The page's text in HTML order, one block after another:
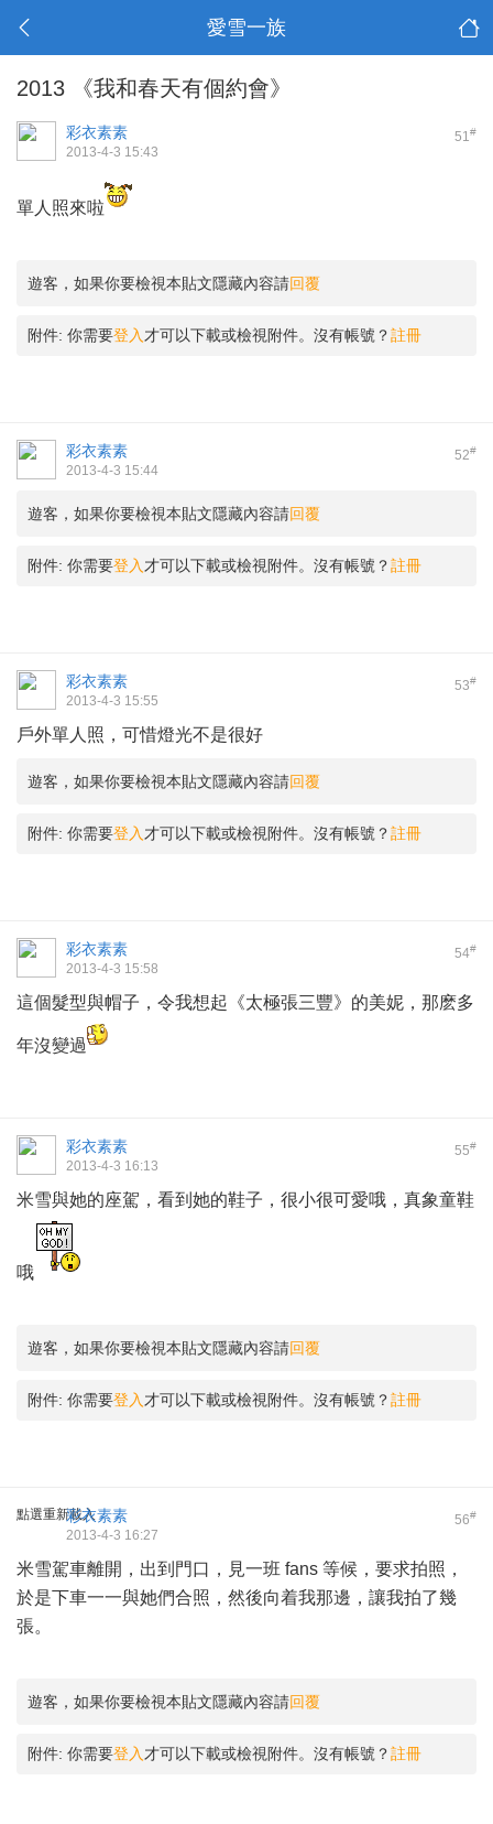
愛雪一族
2013 《我和春天有個約會》
51#
彩衣素素
2013-4-3 15:43
單人照來啦
遊客，如果你要檢視本貼文隱藏內容請回覆
附件: 你需要登入 才可以下載或檢視附件。沒有帳號？註冊
52#
彩衣素素
2013-4-3 15:44
遊客，如果你要檢視本貼文隱藏內容請回覆
附件: 你需要登入 才可以下載或檢視附件。沒有帳號？註冊
53#
彩衣素素
2013-4-3 15:55
戶外單人照，可惜燈光不是很好
遊客，如果你要檢視本貼文隱藏內容請回覆
附件: 你需要登入 才可以下載或檢視附件。沒有帳號？註冊
54#
彩衣素素
2013-4-3 15:58
這個髮型與帽子，令我想起《太極張三豐》的美妮，那麽多
年沒變過
55#
彩衣素素
2013-4-3 16:13
米雪與她的座駕，看到她的鞋子，很小很可愛哦，真象童鞋
哦
遊客，如果你要檢視本貼文隱藏內容請回覆
附件: 你需要登入 才可以下載或檢視附件。沒有帳號？註冊
點選重新載入 56#
彩衣素素
2013-4-3 16:27
米雪駕車離開，出到門口，見一班 fans 等候，要求拍照，
於是下車一一與她們合照，然後向着我那邊，讓我拍了幾
張。
遊客，如果你要檢視本貼文隱藏內容請回覆
附件: 你需要登入 才可以下載或檢視附件。沒有帳號？註冊